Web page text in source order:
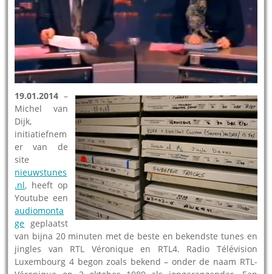
19.01.2014 –
Michel van
Dijk,
initiatiefnem
er van de
site
nieuwstunes
.nl, heeft op
Youtube een
audiomonta
ge geplaatst
van bijna 20 minuten met de beste en bekendste tunes en
jingles van RTL Véronique en RTL4. Radio Télévision
Luxembourg 4 begon zoals bekend – onder de naam RTL-